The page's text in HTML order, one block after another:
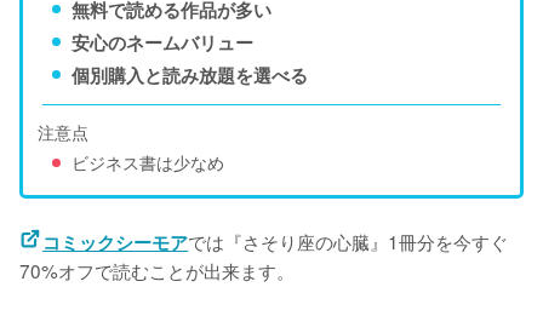
無料で読める作品が多い
安心のネームバリュー
個別購入と読み放題を選べる
注意点
ビジネス書は少なめ
コミックシーモアでは『さそり座の心臓』1冊分を今すぐ
70%オフで読むことが出来ます。